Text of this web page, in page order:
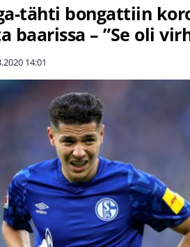
tähti bongattiin
baarissa – ”Se oli
14:01